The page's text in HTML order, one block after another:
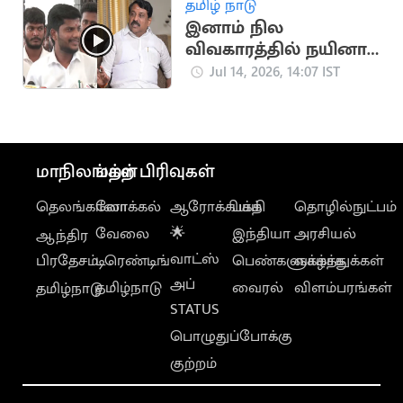
முதல்வர்
இனாம் நில
விவகாரத்தில் நயினார்
நாகேந்திரன் ரீல்
Jul 14, 2026, 14:07 IST
மாநிலங்கள்
தெலங்கானா
ஆந்திர
பிரதேசம்
தமிழ்நாடு
மற்ற பிரிவுகள்
லோக்கல்
வேலை
டிரெண்டிங்
தமிழ்நாடு
ஆரோக்கியம்
🌟
வாட்ஸ்
அப்
STATUS
பொழுதுப்போக்கு
குற்றம்
பக்தி
இந்தியா
பெண்களுக்காக
வைரல்
தொழில்நுட்பம்
அரசியல்
வாழ்த்துக்கள்
விளம்பரங்கள்